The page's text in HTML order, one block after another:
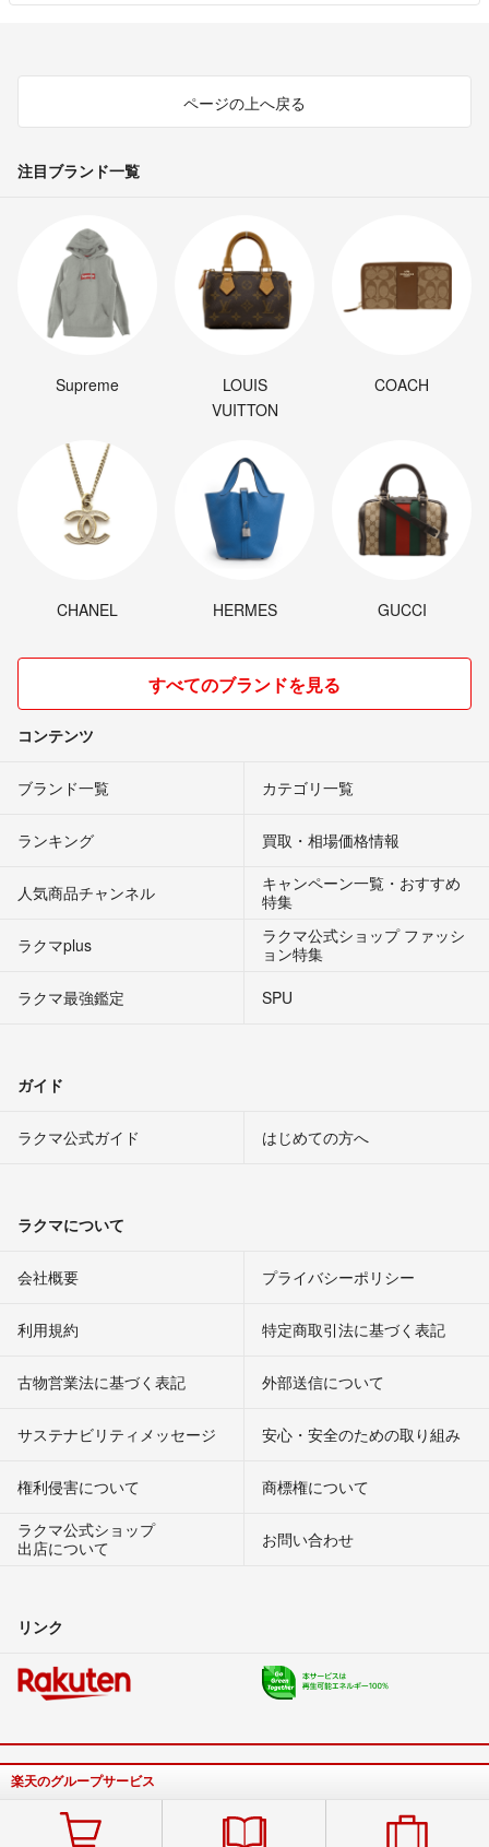
ページの上へ戻る
注目ブランド一覧
Supreme
LOUIS
VUITTON
COACH
CHANEL HERMES GUCCI
すべてのブランドを見る
コンテンツ
ブランド一覧 カテゴリ一覧
ランキング 買取・相場価格情報
人気商品チャンネル
キャンペーン一覧・おすすめ
特集
ラクマplus
ラクマ公式ショップ ファッシ
ョン特集
ラクマ最強鑑定
SPU
ガイド
ラクマ公式ガイド はじめての方へ
ラクマについて
会社概要 プライバシーポリシー
利用規約 特定商取引法に基づく表記
古物営業法に基づく表記 外部送信について
サステナビリティメッセージ 安心・安全のための取り組み
権利侵害について
商標権について
ラクマ公式ショップ
出店について
お問い合わせ
リンク
楽天のグループサービス